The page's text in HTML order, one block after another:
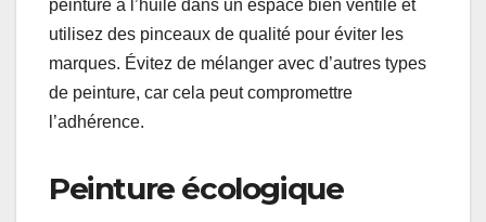
peinture à l’huile dans un espace bien ventilé et
utilisez des pinceaux de qualité pour éviter les
marques. Évitez de mélanger avec d’autres types
de peinture, car cela peut compromettre
l’adhérence.
Peinture écologique